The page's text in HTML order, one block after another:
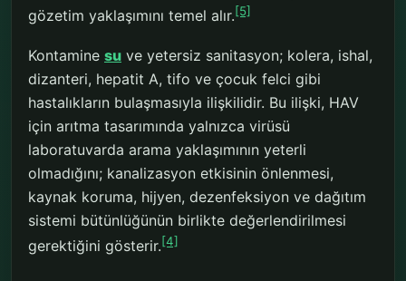
gözetim yaklaşımını temel alır.[5]
Kontamine su ve yetersiz sanitasyon; kolera, ishal,
dizanteri, hepatit A, tifo ve çocuk felci gibi
hastalıkların bulaşmasıyla ilişkilidir. Bu ilişki, HAV
için arıtma tasarımında yalnızca virüsü
laboratuvarda arama yaklaşımının yeterli
olmadığını; kanalizasyon etkisinin önlenmesi,
kaynak koruma, hijyen, dezenfeksiyon ve dağıtım
sistemi bütünlüğünün birlikte değerlendirilmesi
gerektiğini gösterir.[4]